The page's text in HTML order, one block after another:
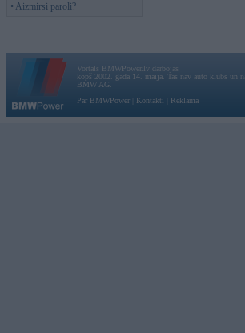
• Aizmirsi paroli?
Vortāls BMWPower.lv darbojas
kopš 2002. gada 14. maija. Tas nav auto klubs un
BMW AG.
Par BMWPower
Kontakti Reklāma